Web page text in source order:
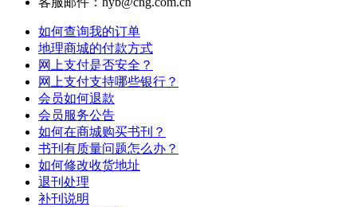
如何查询我的订单
地理商城的付款方式
网上支付是否安全？
网上支付支持哪些银行？
会员如何退款
会员服务公告
如何在商城购买书刊？
书刊有质量问题怎么办？
如何修改收货地址
退刊处理
补刊说明